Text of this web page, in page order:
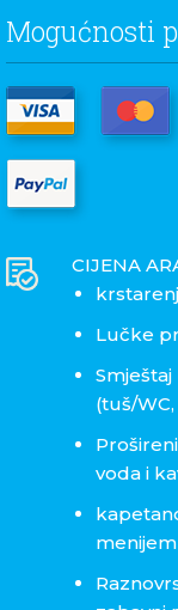
Mogućnosti
CIJENA
Lučke
(tuš/
voda i
menijem